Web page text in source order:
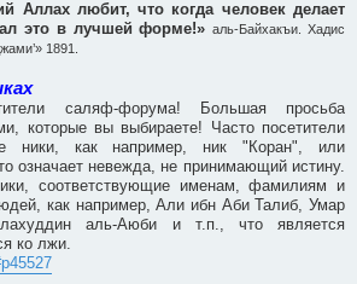
Аллах любит, что когда человек делает
это в лучшей форме!»аль-Байхакъи. Хадис
1891.
саляф-форума! Большая просьба
которые вы выбираете! Часто посетители
ники, как например, ник "Коран", или
означает невежда, не принимающий истину.
соответствующие именам, фамилиям и
как например, Али ибн Аби Талиб, Умар
аль-Аюби и т.п., что является
ко лжи.